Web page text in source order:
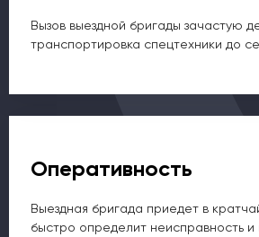
Оперативность
Выездная бригада приедет в
быстро определит неисправность и
Вызов выездной бригады зачастую
транспортировка спецтехники до